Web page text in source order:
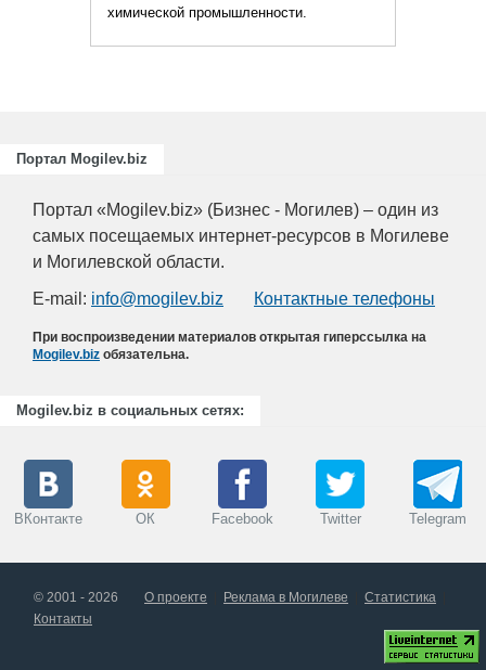
химической промышленности.
Портал Mogilev.biz
Портал «Mogilev.biz» (Бизнес - Могилев) – один из
самых посещаемых интернет-ресурсов в Могилеве
и Могилевской области.
E-mail: info@mogilev.biz Контактные телефоны
При воспроизведении материалов открытая гиперссылка на
Mogilev.biz обязательна.
Mogilev.biz в социальных сетях:
ВКонтакте ОК Facebook Twitter Telegram
© 2001 - 2026 О проекте Реклама в Могилеве
Статистика
Контакты